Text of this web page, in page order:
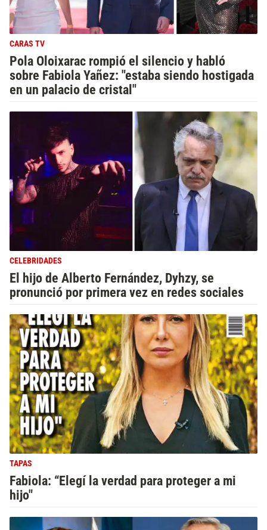
CARAS TV
Pola Oloixarac rompió el silencio y habló
sobre Fabiola Yañez: "estaba siendo hostigada
en un palacio de cristal"
CELEBRIDADES
El hijo de Alberto Fernández, Dyhzy, se
pronunció por primera vez en redes sociales
TAPAS
Fabiola: “Elegí la verdad para proteger a mi
hijo"